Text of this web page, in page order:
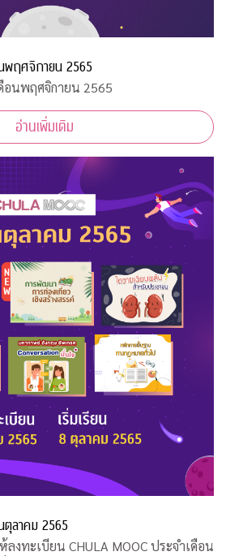
นพฤศจิกายน 2565
อนพฤศจิกายน 2565
อ่านเพิ่มเติม
ตุลาคม 2565
งทะเบียน CHULA MOOC ประจำเดือน